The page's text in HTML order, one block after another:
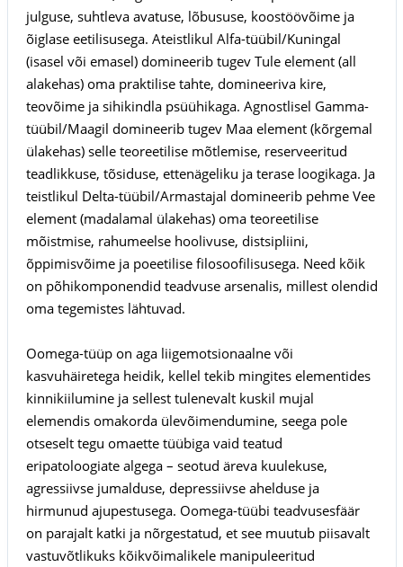
julguse, suhtleva avatuse, lõbususe, koostöövõime ja
õiglase eetilisusega. Ateistlikul Alfa-tüübil/Kuningal
(isasel või emasel) domineerib tugev Tule element (all
alakehas) oma praktilise tahte, domineeriva kire,
teovõime ja sihikindla psüühikaga. Agnostlisel Gamma-
tüübil/Maagil domineerib tugev Maa element (kõrgemal
ülakehas) selle teoreetilise mõtlemise, reserveeritud
teadlikkuse, tõsiduse, ettenägeliku ja terase loogikaga. Ja
teistlikul Delta-tüübil/Armastajal domineerib pehme Vee
element (madalamal ülakehas) oma teoreetilise
mõistmise, rahumeelse hoolivuse, distsipliini,
õppimisvõime ja poeetilise filosoofilisusega. Need kõik
on põhikomponendid teadvuse arsenalis, millest olendid
oma tegemistes lähtuvad.
Oomega-tüüp on aga liigemotsionaalne või
kasvuhäiretega heidik, kellel tekib mingites elementides
kinnikiilumine ja sellest tulenevalt kuskil mujal
elemendis omakorda ülevõimendumine, seega pole
otseselt tegu omaette tüübiga vaid teatud
eripatoloogiate algega – seotud äreva kuulekuse,
agressiivse jumalduse, depressiivse ahelduse ja
hirmunud ajupestusega. Oomega-tüübi teadvusesfäär
on parajalt katki ja nõrgestatud, et see muutub piisavalt
vastuvõtlikuks kõikvõimalikele manipuleeritud